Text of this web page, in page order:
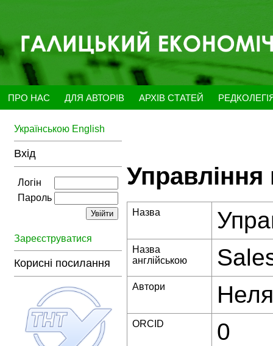
ПРО НАС ДЛЯ АВТОРІВ АРХІВ СТАТЕЙ
Українською English
Вхід
Логін
Пароль
Зареєструватися
Корисні посилання
Назва
Назва
англійською
Автори
ORCID 0